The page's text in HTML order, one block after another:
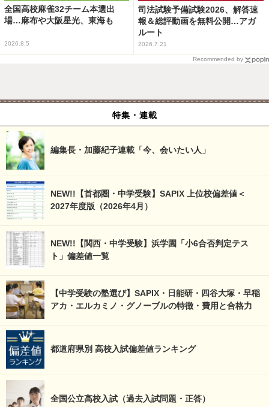
全国高校麻雀32チーム本選出
場…麻布や大阪星光、東海も
2026.8.5
司法試験予備試験2026、解答速
報＆総評動画を無料公開…アガ
ルート
2026.7.21
Recommended by
特集・連載
編集長・加藤紀子連載「今、会いたい人」
NEW!!【首都圏・中学受験】SAPIX 上位校偏差値＜
2027年度版（2026年4月）
NEW!!【関西・中学受験】浜学園「小6合否判定テス
ト」偏差値一覧
【中学受験の塾選び】SAPIX・日能研・四谷大塚・早稲
アカ・エルカミノ・グノーブルの特徴・費用と合格力
都道府県別 高校入試偏差値ランキング
全国公立高校入試（過去入試問題・正答）